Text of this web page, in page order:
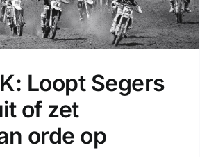
Loopt Segers
of zet
orde op